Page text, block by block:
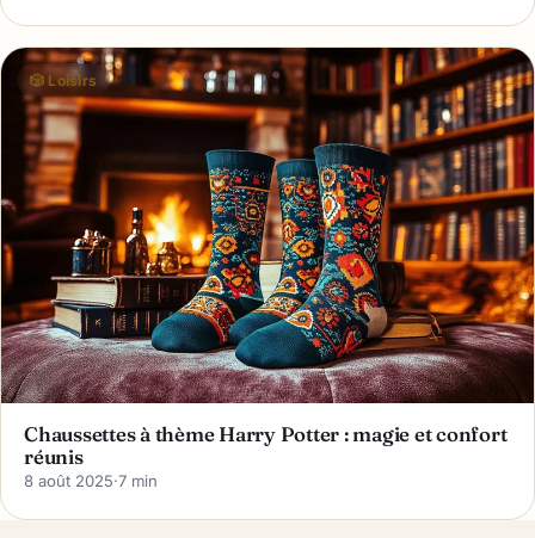
🎲 Loisirs
Chaussettes à thème Harry Potter : magie et confort
réunis
8 août 2025·7 min